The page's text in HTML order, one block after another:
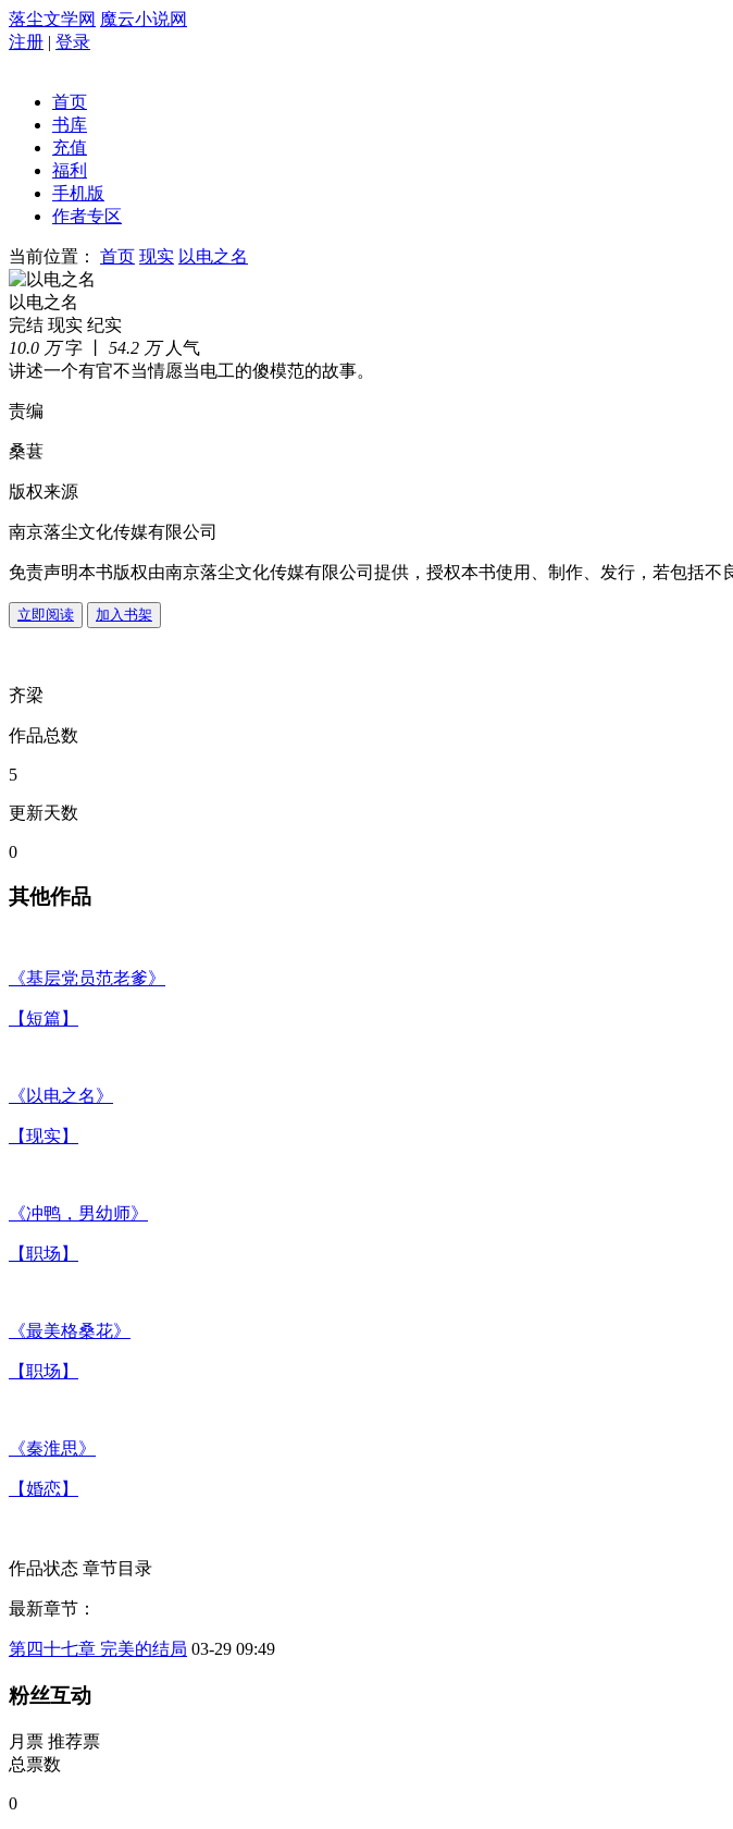
落尘文学网 魔云小说网
注册 | 登录
首页
书库
充值
福利
手机版
作者专区
当前位置： 首页 现实 以电之名
以电之名
完结 现实 纪实
10.0 万字 丨 54.2 万 人气
讲述一个有官不当情愿当电工的傻模范的故事。
责编
桑葚
版权来源
南京落尘文化传媒有限公司
免责声明本书版权由南京落尘文化传媒有限公司提供，授权本书使用、制作、发行，若包括不
立即阅读 加入书架
齐梁
作品总数
5
更新天数
0
其他作品
《基层党员范老爹》
【短篇】
《以电之名》
【现实】
《冲鸭，男幼师》
【职场】
《最美格桑花》
【职场】
《秦淮思》
【婚恋】
作品状态 章节目录
最新章节：
第四十七章 完美的结局 03-29 09:49
粉丝互动
月票 推荐票
总票数
0